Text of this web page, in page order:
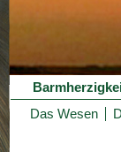
Das Wesen